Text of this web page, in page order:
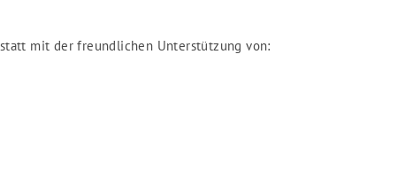
mit der freundlichen Unterstützung von: